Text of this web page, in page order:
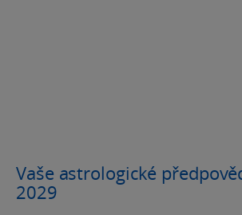
Vaše astrologické
2029